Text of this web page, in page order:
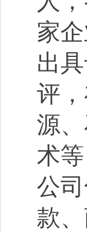
家
出
评
源
术
公
款